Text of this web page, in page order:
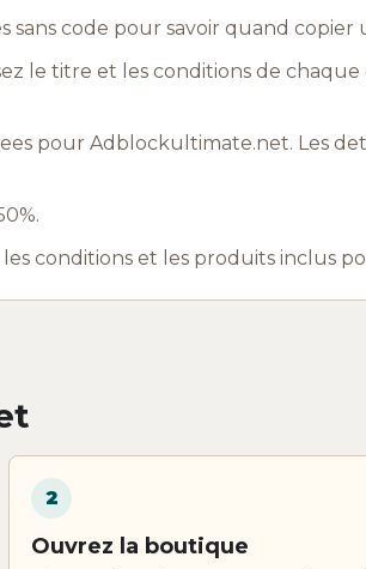
sans code pour savoir quand
le titre et les conditions de
pour Adblockultimate.net. Les
conditions et les produits inclus
2
Ouvrez la boutique